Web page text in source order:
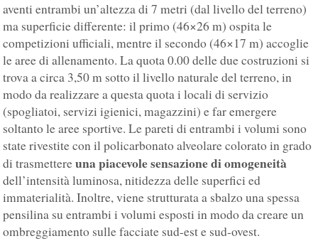
aventi entrambi un’altezza di 7 metri (dal livello del terreno)
ma superficie differente: il primo (46×26 m) ospita le
competizioni ufficiali, mentre il secondo (46×17 m) accoglie
le aree di allenamento. La quota 0.00 delle due costruzioni si
trova a circa 3,50 m sotto il livello naturale del terreno, in
modo da realizzare a questa quota i locali di servizio
(spogliatoi, servizi igienici, magazzini) e far emergere
soltanto le aree sportive. Le pareti di entrambi i volumi sono
state rivestite con il policarbonato alveolare colorato in grado
di trasmettereuna piacevole sensazione di omogeneità
dell’intensità luminosa, nitidezza delle superfici ed
immaterialità. Inoltre, viene strutturata a sbalzo una spessa
pensilina su entrambi i volumi esposti in modo da creare un
ombreggiamento sulle facciate sud-est e sud-ovest.